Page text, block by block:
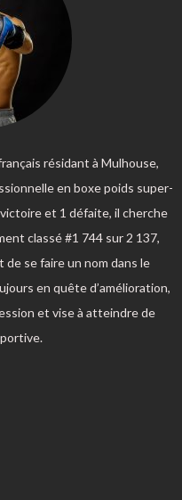
résidant à Mulhouse,
en boxe poids super-
et 1 défaite, il cherche
classé #1 744 sur 2 137,
de se faire un nom dans le
en quête d’amélioration,
et vise à atteindre de